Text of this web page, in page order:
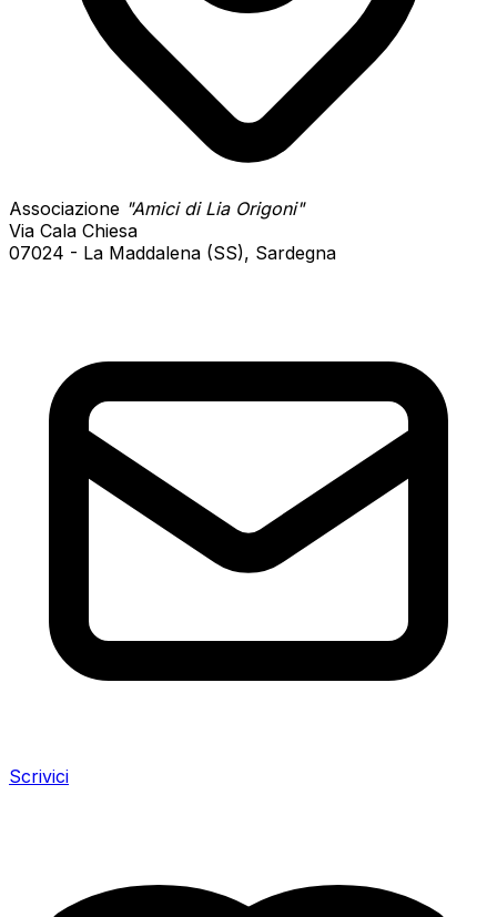
Associazione "Amici di Lia Origoni"
Via Cala Chiesa
07024 - La Maddalena (SS), Sardegna
Scrivici